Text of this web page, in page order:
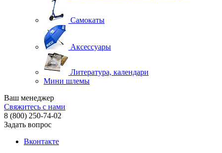
Самокаты
Аксессуары
Литература, календари
Мини шлемы
Ваш менеджер
Свяжитесь с нами
8 (800) 250-74-02
Задать вопрос
Вконтакте